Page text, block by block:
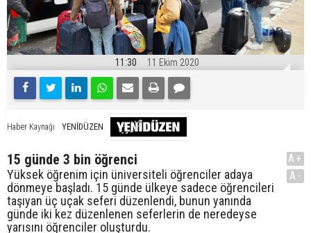
11:30 11 Ekim 2020
Haber Kaynağı YENİDÜZEN
15 günde 3 bin öğrenci
Yüksek öğrenim için üniversiteli öğrenciler adaya
dönmeye başladı. 15 günde ülkeye sadece öğrencileri
taşıyan üç uçak seferi düzenlendi, bunun yanında
günde iki kez düzenlenen seferlerin de neredeyse
yarısını öğrenciler oluşturdu.
A+
A-